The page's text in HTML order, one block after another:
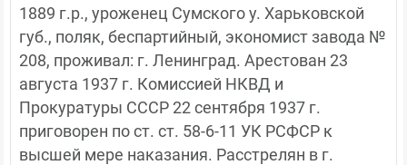
1889 г.р., уроженец Сумского у. Харьковской
губ., поляк, беспартийный, экономист завода №
208, проживал: г. Ленинград. Арестован 23
августа 1937 г. Комиссией НКВД и
Прокуратуры СССР 22 сентября 1937 г.
приговорен по ст. ст. 58-6-11 УК РСФСР к
высшей мере наказания. Расстрелян в г.